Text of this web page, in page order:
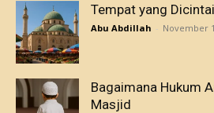
Tempat yang
Abu Abdillah - November
Bagaimana Hukum
Masjid